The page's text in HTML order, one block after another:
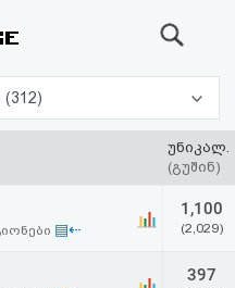
საქართველო და რეგიონები (312)
უნიკალ.
(გუშინ)
▤⇠
1,100
(2,029)
397